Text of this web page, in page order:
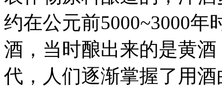
约在公元前5000~3000
酒，当时酿出来的是黄
代，人们逐渐掌握了用